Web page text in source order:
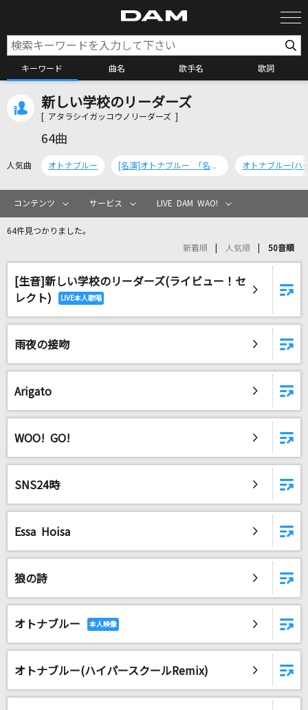
キーワード 曲名 歌手名 歌詞
カラオケ検索
カラオケリクエスト
リアルタイムで歌われている曲の一覧
愛のかたまり
[生音]夏の扉
[生音]怪盗
back number
桑田佳祐
プラネタリウム
感電(ビデオクリップバージョン)
米津玄師
黒毛和牛上塩タン焼680円
大塚 愛
新しい学校のリーダーズ
[ アタラシイガッコウノリーダーズ ]
64曲
人気曲 オトナブルー [名演]オトナブルー 「名演ピアノ 美野 春樹」
コンテンツ サービス LIVE DAM WAO!
64件見つかりました。
新着順 人気順 50音順
[生音]新しい学校のリーダーズ(ライビュー！セ
レクト)
雨夜の接吻
Arigato
WOO! GO!
SNS24時
Essa Hoisa
狼の詩
オトナブルー
オトナブルー(ハイパースクールRemix)